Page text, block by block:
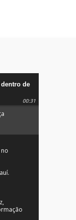
de
00:31